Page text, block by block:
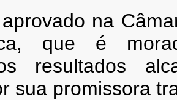
na
que é
resultados
sua promissora